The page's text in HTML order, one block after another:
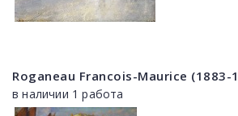
Roganeau Francois-Maurice (1883-
в наличии 1 работа